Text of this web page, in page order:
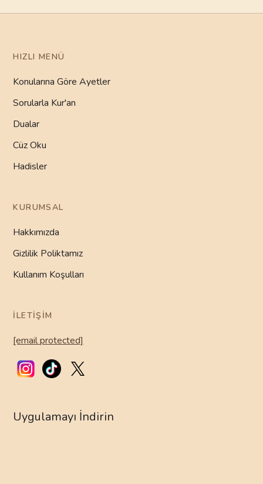
HIZLI MENÜ
Konularına Göre Ayetler
Sorularla Kur'an
Dualar
Cüz Oku
Hadisler
KURUMSAL
Hakkımızda
Gizlilik Poliktamız
Kullanım Koşulları
İLETIŞIM
[email protected]
Uygulamayı İndirin